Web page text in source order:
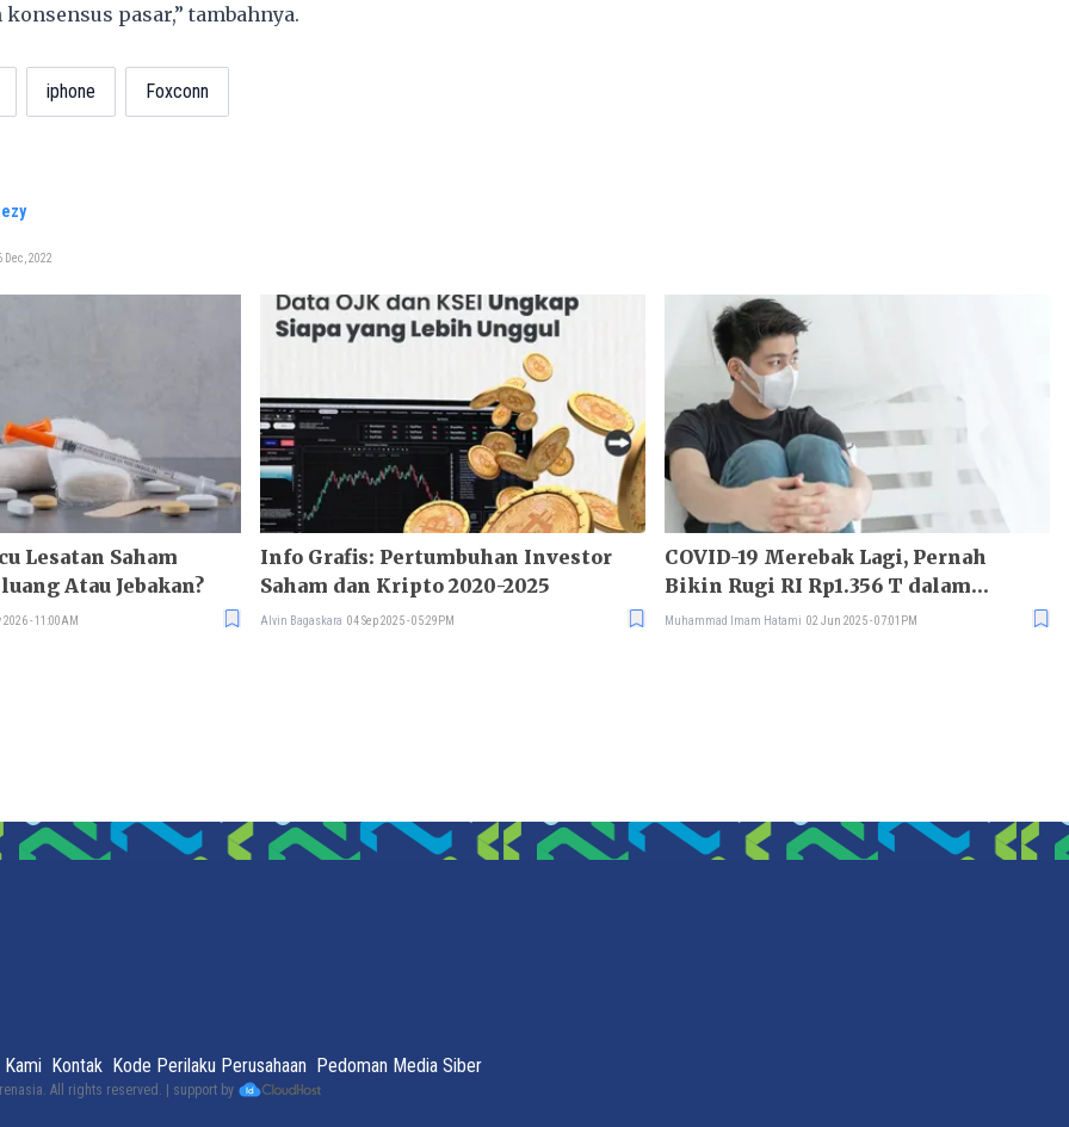
pasar,” tambahnya.
iphone Foxconn
Dec, 2022
Lesatan Saham
Atau Jebakan?
2026 - 11:00AM
Info Grafis: Pertumbuhan Investor
Saham dan Kripto 2020-2025
Alvin Bagaskara 04 Sep 2025 - 05:29PM
COVID-19 Merebak Lagi, Pernah
Bikin Rugi RI Rp1.356 T dalam
Setahun
Muhammad Imam Hatami 02 Jun 2025 - 07:01PM
Kami Kontak Kode Perilaku Perusahaan Pedoman Media Siber
. All rights reserved. | support by